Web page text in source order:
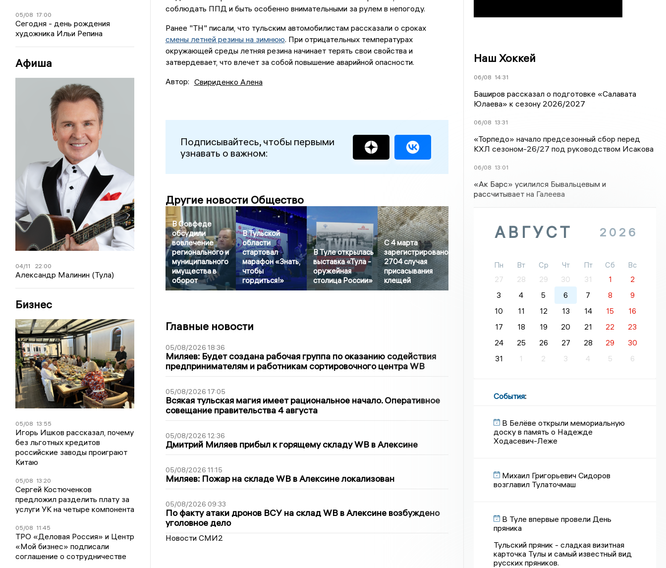
05/08 17:00
Сегодня - день рождения
художника Ильи Репина
Афиша
04/11 22:00
Александр Малинин (Тула)
Бизнес
05/08 13:55
Игорь Ишков рассказал, почему
без льготных кредитов
российские заводы проиграют
Китаю
05/08 13:20
Сергей Костюченков
предложил разделить плату за
услуги УК на четыре компонента
05/08 11:45
ТРО «Деловая Россия» и Центр
«Мой бизнес» подписали
соглашение о сотрудничестве
соблюдать ППД и быть особенно внимательными за рулем в непогоду.
Ранее "ТН" писали, что тульским автомобилистам рассказали о сроках
смены летней резины на зимнюю. При отрицательных температурах
окружающей среды летняя резина начинает терять свои свойства и
затвердевает, что влечет за собой повышение аварийной опасности.
Автор: Свириденко Алена
Подписывайтесь, чтобы первыми
узнавать о важном:
Другие новости Общество
В Совфеде
обсудили
вовлечение
регионального и
муниципального
имущества в
оборот
В Тульской
области
стартовал
марафон «Знать,
чтобы
гордиться!»
В Туле открылась
выставка «Тула -
оружейная
столица России»
С 4 марта
зарегистрировано
2704 случая
присасывания
клещей
Главные новости
05/08/2026 18:36
Миляев: Будет создана рабочая группа по оказанию содействия
предпринимателям и работникам сортировочного центра WB
05/08/2026 17:05
Всякая тульская магия имеет рациональное начало. Оперативное
совещание правительства 4 августа
05/08/2026 12:36
Дмитрий Миляев прибыл к горящему складу WB в Алексине
05/08/2026 11:15
Миляев: Пожар на складе WB в Алексине локализован
05/08/2026 09:33
По факту атаки дронов ВСУ на склад WB в Алексине возбуждено
уголовное дело
Новости СМИ2
Наш Хоккей
06/08 14:31
Баширов рассказал о подготовке «Салавата
Юлаева» к сезону 2026/2027
06/08 13:31
«Торпедо» начало предсезонный сбор перед
КХЛ сезоном-26/27 под руководством Исакова
06/08 13:01
«Ак Барс» усилился Бывальцевым и
рассчитывает на Галеева
АВГУСТ 2026
Пн Вт Ср Чт Пт Сб
Вс
27
28 29 30 31 1
2
3
4 5 6 7 8
9
10
11 12 13 14 15
16
17
18 19 20 21 22
23
24
25 26 27 28 29
30
31
1 2 3 4 5 6
События:
В Белёве открыли мемориальную
доску в память о Надежде
Ходасевич-Леже
Михаил Григорьевич Сидоров
возглавил Тулаточмаш
В Туле впервые провели День
пряника
Тульский пряник - сладкая визитная
карточка Тулы и самый известный вид
русских пряников.